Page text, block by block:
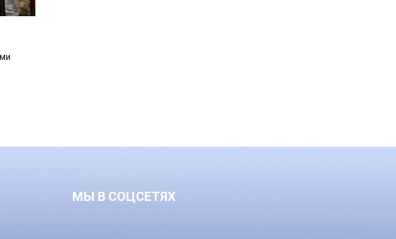
МЫ В СОЦСЕТЯХ